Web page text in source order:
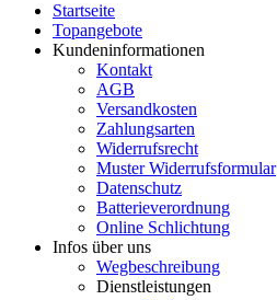
Startseite
Topangebote
Kundeninformationen
Kontakt
AGB
Versandkosten
Zahlungsarten
Widerrufsrecht
Muster Widerrufsformular
Datenschutz
Batterieverordnung
Online Schlichtung
Infos über uns
Wegbeschreibung
Dienstleistungen